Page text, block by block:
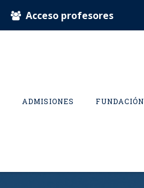
Acceso profesores
ADMISIONES FUNDACIÓN